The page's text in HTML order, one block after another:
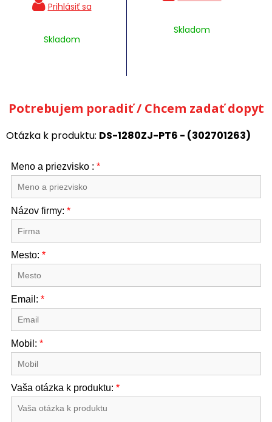
Skladom
Skladom
Potrebujem poradiť / Chcem zadať dopyt
Otázka k produktu: DS-1280ZJ-PT6 - (302701263)